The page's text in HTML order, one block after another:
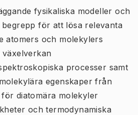
fysikaliska modeller och
begrepp för att lösa relevanta
atomers och molekylers
processer samt
egenskaper från
diatomära molekyler
och termodynamiska